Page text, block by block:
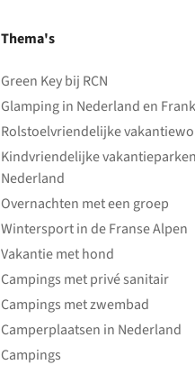
Thema's
Green Key bij RCN
Glamping in Nederland en
Rolstoelvriendelijke
Kindvriendelijke vakantieparken
Nederland
Overnachten met een groep
Wintersport in de Franse Alpen
Vakantie met hond
Campings met privé sanitair
Campings met zwembad
Camperplaatsen in Nederland
Campings